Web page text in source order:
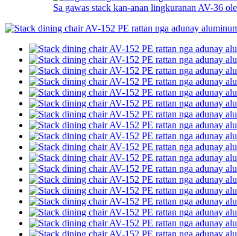
Sa gawas stack kan-anan lingkuranan AV-36